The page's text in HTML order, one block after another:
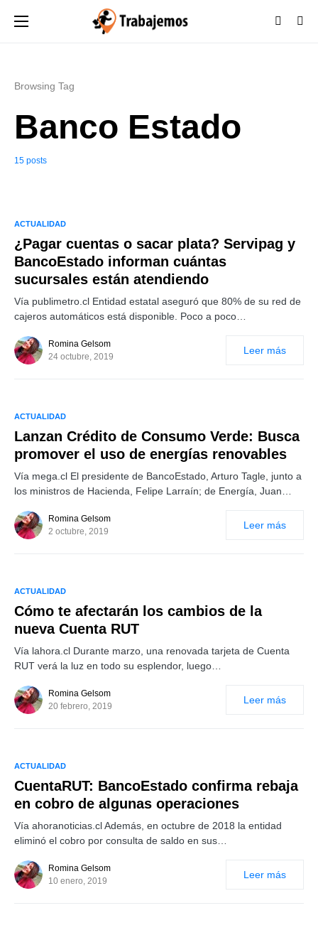
Browsing Tag
Banco Estado
15 posts
ACTUALIDAD
¿Pagar cuentas o sacar plata? Servipag y
BancoEstado informan cuántas
sucursales están atendiendo
Vía publimetro.cl Entidad estatal aseguró que 80% de su red de
cajeros automáticos está disponible. Poco a poco…
Romina Gelsom
24 octubre, 2019
Leer más
ACTUALIDAD
Lanzan Crédito de Consumo Verde: Busca
promover el uso de energías renovables
Vía mega.cl El presidente de BancoEstado, Arturo Tagle, junto a
los ministros de Hacienda, Felipe Larraín; de Energía, Juan…
Romina Gelsom
2 octubre, 2019
Leer más
ACTUALIDAD
Cómo te afectarán los cambios de la
nueva Cuenta RUT
Vía lahora.cl Durante marzo, una renovada tarjeta de Cuenta
RUT verá la luz en todo su esplendor, luego…
Romina Gelsom
20 febrero, 2019
Leer más
ACTUALIDAD
CuentaRUT: BancoEstado confirma rebaja
en cobro de algunas operaciones
Vía ahoranoticias.cl Además, en octubre de 2018 la entidad
eliminó el cobro por consulta de saldo en sus…
Romina Gelsom
10 enero, 2019
Leer más